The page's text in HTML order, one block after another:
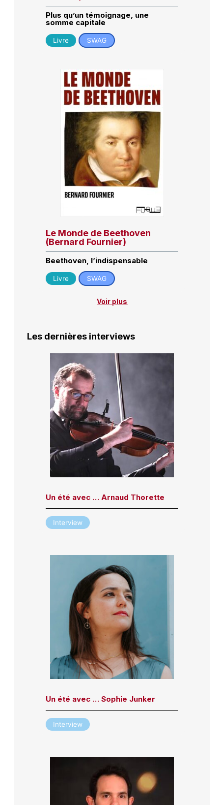
Plus qu’un témoignage, une
somme capitale
Livre SWAG
Le Monde de Beethoven
(Bernard Fournier)
Beethoven, l’indispensable
Livre SWAG
Voir plus
Les dernières interviews
Un été avec … Arnaud Thorette
Interview
Un été avec … Sophie Junker
Interview